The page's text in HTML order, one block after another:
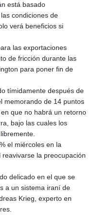
está basado
condiciones de
verá beneficios si
las exportaciones
de fricción durante las
para poner fin de
tímidamente después de
memorando de 14 puntos
que no habrá un retorno
bajo las cuales los
el miércoles en la
la preocupación
delicado en el que se
a un sistema iraní de
Krieg, experto en